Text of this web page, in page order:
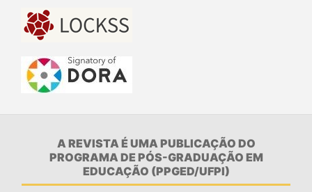
A REVISTA É UMA PUBLICAÇÃO DO
PROGRAMA DE PÓS-GRADUAÇÃO EM
EDUCAÇÃO (PPGED/UFPI)